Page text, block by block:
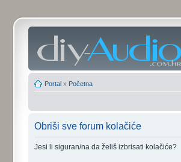
Portal » Početna
Obriši sve forum kolačiće
Jesi li siguran/na da želiš izbrisati kolačiće?